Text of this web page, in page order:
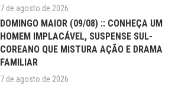
7 de agosto de 2026
DOMINGO MAIOR (09/08) :: CONHEÇA UM
HOMEM IMPLACÁVEL, SUSPENSE SUL-
COREANO QUE MISTURA AÇÃO E DRAMA
FAMILIAR
7 de agosto de 2026